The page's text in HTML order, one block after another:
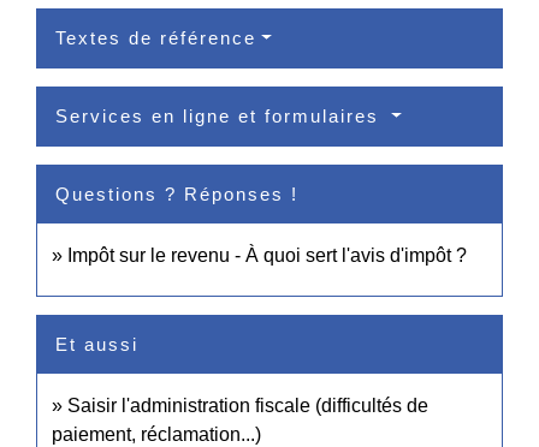
Textes de référence
Services en ligne et formulaires
Questions ? Réponses !
Impôt sur le revenu - À quoi sert l'avis d'impôt ?
Et aussi
Saisir l'administration fiscale (difficultés de
paiement, réclamation...)